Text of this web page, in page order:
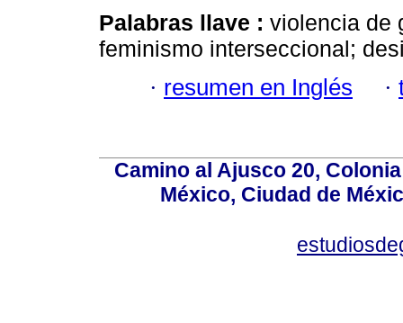
Palabras llave : violencia de
feminismo interseccional;
· resumen en Inglés ·
Camino al Ajusco 20,
México, Ciudad de